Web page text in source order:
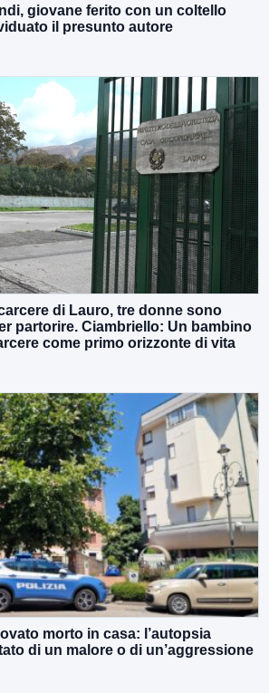
giovane ferito con un coltello
il presunto autore
di Lauro, tre donne sono
partorire. Ciambriello: Un bambino
come primo orizzonte di vita
morto in casa: l’autopsia
di un malore o di un’aggressione